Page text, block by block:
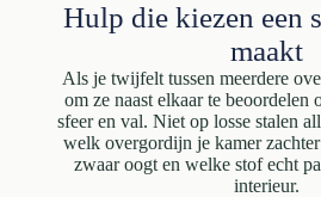
Hulp die kiezen een
maakt
Als je twijfelt tussen meerdere
om ze naast elkaar te beoordelen
sfeer en val. Niet op losse stalen
welk overgordijn je kamer
zwaar oogt en welke stof echt
interieur.